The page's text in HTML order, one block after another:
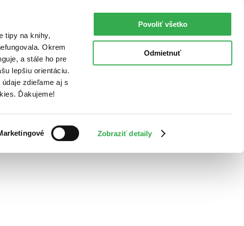
tipy na knihy,
Okrem
a stále ho pre
lepšiu orientáciu.
zdieľame aj s
Ďakujeme!
Zobraziť detaily
Povoliť všetko
Odmietnuť